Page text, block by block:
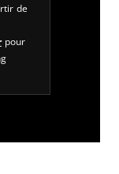
de
pour